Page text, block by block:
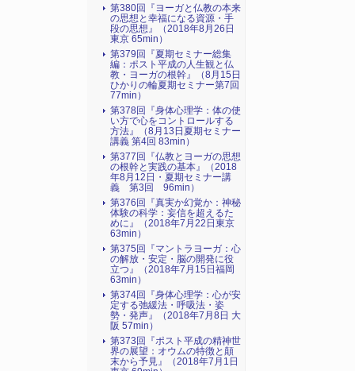
第380回『ヨーガと仏教の本来
の思想と幸福になる資源・手
段の思想』（2018年8月26日
東京 65min）
第379回『夏期セミナー総集
編：ポスト平成の人生観と仏
教・ヨーガの根幹』（8月15日
ひかりの輪夏期セミナー第7回
77min）
第378回『身体心理学：体の使
い方で心をコントロールする
方法』（8月13日夏期セミナー
講義 第4回 83min）
第377回『仏教とヨーガの思想
の根幹と実践の基本』（2018
年8月12日・夏期セミナー講
義 第3回 96min）
第376回『真実か幻覚か：神秘
体験の科学：妄信を超えるた
めに』（2018年7月22日東京
63min）
第375回『マントラヨーガ：心
の解放・安定・脳の開発に役
立つ』（2018年7月15日福岡
63min）
第374回『身体心理学：心が安
定する弛緩法・呼吸法・姿
勢・発声』（2018年7月8日 大
阪 57min）
第373回『ポスト平成の精神世
界の展望：オウムの特徴と顛
末から予見』（2018年7月1日